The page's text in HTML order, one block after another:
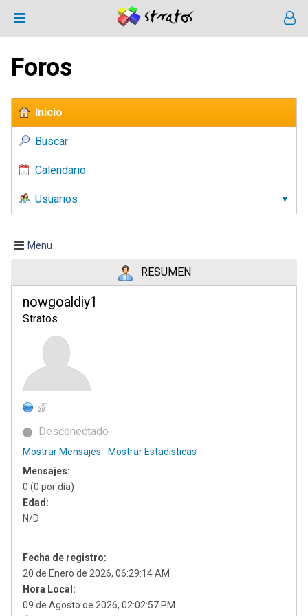
Foros
Inicio
Buscar
Calendario
Usuarios
Menu
RESUMEN
nowgoaldiy1
Stratos
Desconectado
Mostrar Mensajes
Mostrar Estadísticas
Mensajes:
0 (0 por día)
Edad:
N/D
Fecha de registro:
20 de Enero de 2026, 06:29:14 AM
Hora Local:
09 de Agosto de 2026, 02:02:57 PM